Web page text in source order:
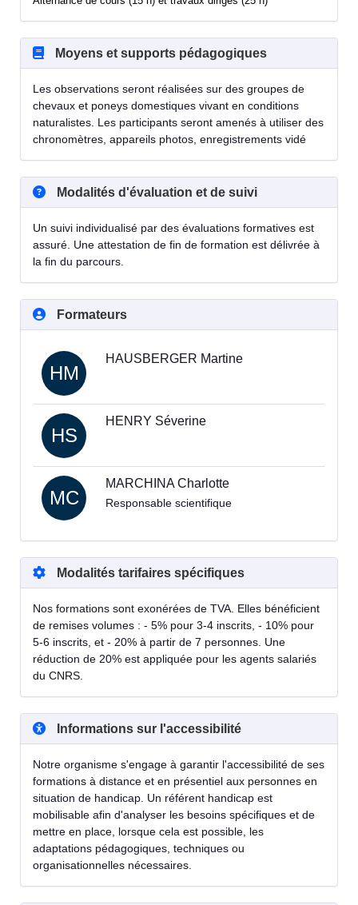
Moyens et supports pédagogiques
Les observations seront réalisées sur des groupes de
chevaux et poneys domestiques vivant en conditions
naturalistes. Les participants seront amenés à utiliser des
chronomètres, appareils photos, enregistrements vidé
Modalités d'évaluation et de suivi
Un suivi individualisé par des évaluations formatives est
assuré. Une attestation de fin de formation est délivrée à
la fin du parcours.
Formateurs
HM
HAUSBERGER Martine
HS
HENRY Séverine
MC
MARCHINA Charlotte
Responsable scientifique
Modalités tarifaires spécifiques
Nos formations sont exonérées de TVA. Elles bénéficient
de remises volumes : - 5% pour 3-4 inscrits, - 10% pour
5-6 inscrits, et - 20% à partir de 7 personnes. Une
réduction de 20% est appliquée pour les agents salariés
du CNRS.
Informations sur l'accessibilité
Notre organisme s'engage à garantir l'accessibilité de ses
formations à distance et en présentiel aux personnes en
situation de handicap. Un référent handicap est
mobilisable afin d'analyser les besoins spécifiques et de
mettre en place, lorsque cela est possible, les
adaptations pédagogiques, techniques ou
organisationnelles nécessaires.